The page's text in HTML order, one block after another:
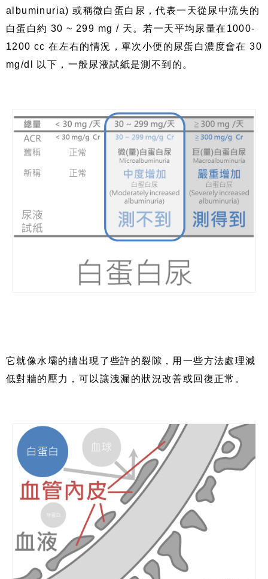
albuminuria)或稱微白蛋白尿，代表一天從尿中流失的
白蛋白約 30 ~ 299 mg / 天。若一天平均尿量在 1000-
1200 cc在左右的情況，單次小便的尿蛋白濃度會在 30
mg/dl
以下，一般尿液試紙是測不到的。
它就像水壩的牆出現了些許的裂隙，用一些方法處理減
低對牆的壓力，可以讓洩漏的狀況改善或回復正常。